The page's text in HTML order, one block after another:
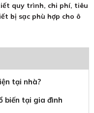
quy trình, chi phí, tiêu
bị sạc phù hợp cho ô
tại nhà?
biến tại gia đình